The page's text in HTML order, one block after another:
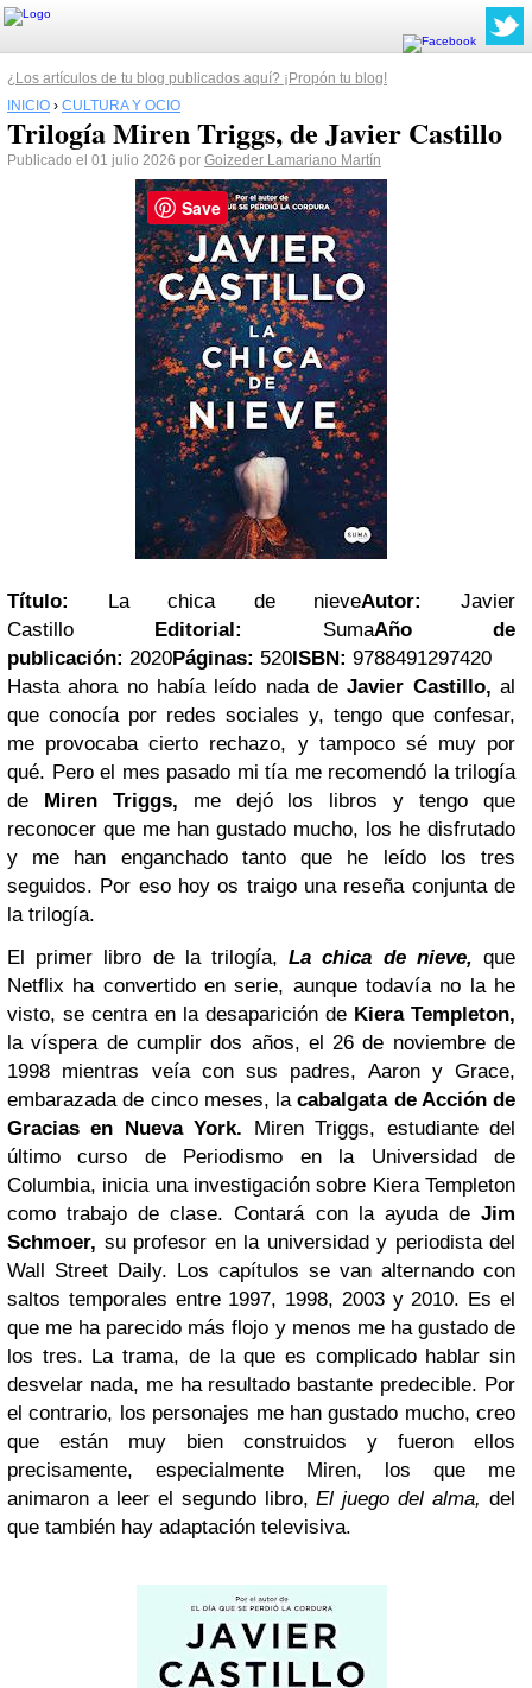
¿Los artículos de tu blog publicados aquí? ¡Propón tu blog!
INICIO › CULTURA Y OCIO
Trilogía Miren Triggs, de Javier Castillo
Publicado el 01 julio 2026 por Goizeder Lamariano Martín
Título: La chica de nieveAutor:
Javier
Castillo Editorial: SumaAño de
publicación: 2020Páginas: 520ISBN: 9788491297420
Hasta ahora no había leído nada deJavier Castillo, al
que conocía por redes sociales y, tengo que confesar,
me provocaba cierto rechazo, y tampoco sé muy por
qué. Pero el mes pasado mi tía me recomendó la trilogía
de Miren Triggs, me dejó los libros y tengo que
reconocer que me han gustado mucho, los he disfrutado
y me han enganchado tanto que he leído los tres
seguidos. Por eso hoy os traigo una reseña conjunta de
la trilogía.
El primer libro de la trilogía,La chica de nieve, que
Netflix ha convertido en serie, aunque todavía no la he
visto, se centra en la desaparición de Kiera Templeton,
la víspera de cumplir dos años, el 26 de noviembre de
1998 mientras veía con sus padres, Aaron y Grace,
embarazada de cinco meses, lacabalgata de Acción de
Gracias en Nueva York. Miren Triggs, estudiante del
último curso de Periodismo en la Universidad de
Columbia, inicia una investigación sobre Kiera Templeton
como trabajo de clase. Contará con la ayuda de Jim
Schmoer, su profesor en la universidad y periodista del
Wall Street Daily. Los capítulos se van alternando con
saltos temporales entre 1997, 1998, 2003 y 2010. Es el
que me ha parecido más flojo y menos me ha gustado de
los tres. La trama, de la que es complicado hablar sin
desvelar nada, me ha resultado bastante predecible. Por
el contrario, los personajes me han gustado mucho, creo
que están muy bien construidos y fueron ellos
precisamente, especialmente Miren, los que me
animaron a leer el segundo libro,El juego del alma, del
que también hay adaptación televisiva.
Save